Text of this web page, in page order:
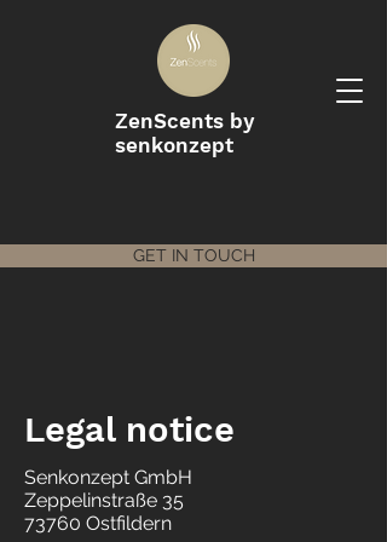
ZenScents by
senkonzept
GET IN TOUCH
Legal notice
Senkonzept GmbH
Zeppelinstraße 35
73760 Ostfildern